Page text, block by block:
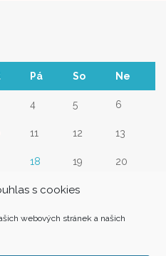
s cookies
webových stránek a našich
Pá So Ne
4 5 6
11 12 13
18 19 20
25 26